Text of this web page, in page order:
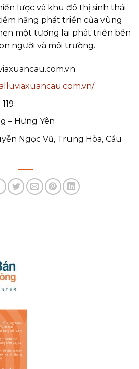
lược và khu đô thị sinh thái
năng phát triển của vùng
một tương lai phát triển bền
người và môi trường.
– Hưng Yên
Ngọc Vũ, Trung Hòa, Cầu